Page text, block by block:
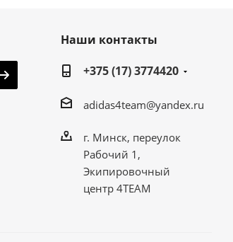
Наши контакты
+375 (17) 3774420
adidas4team@yandex.ru
г. Минск, переулок
Рабочий 1,
Экипировочный
центр 4TEAM